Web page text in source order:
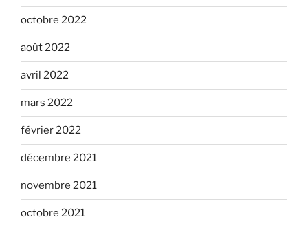
octobre 2022
août 2022
avril 2022
mars 2022
février 2022
décembre 2021
novembre 2021
octobre 2021